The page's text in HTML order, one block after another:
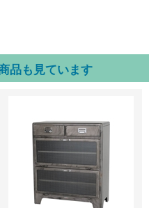
品も見ています